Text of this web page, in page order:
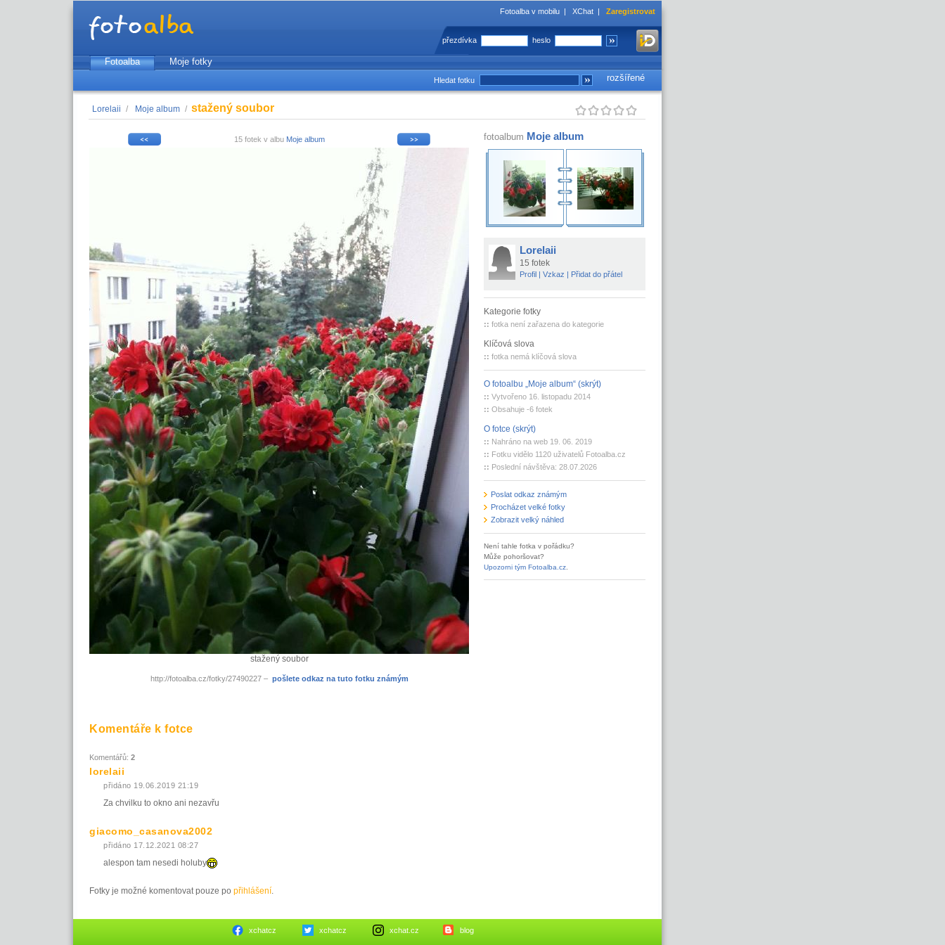
Fotoalba v mobilu | XChat | Zaregistrovat
přezdívka heslo
Fotoalba
Moje fotky
rozšířené
Hledat fotku
Lorelaii / Moje album / stažený soubor
15 fotek v albu Moje album
stažený soubor
http://fotoalba.cz/fotky/27490227 – pošlete odkaz na tuto fotku známým
Komentáře k fotce
Komentářů: 2
lorelaii
přidáno 19.06.2019 21:19
Za chvilku to okno ani nezavřu
giacomo_casanova2002
přidáno 17.12.2021 08:27
alespon tam nesedi holuby
Fotky je možné komentovat pouze po přihlášení.
fotoalbum Moje album
Lorelaii
15 fotek
Profil| Vzkaz | Přidat do přátel
Kategorie fotky
:: fotka není zařazena do kategorie
Klíčová slova
:: fotka nemá klíčová slova
O fotoalbu „Moje album“ (skrýt)
:: Vytvořeno 16. listopadu 2014
:: Obsahuje -6 fotek
O fotce (skrýt)
:: Nahráno na web 19. 06. 2019
:: Fotku vidělo 1120 uživatelů Fotoalba.cz
:: Poslední návštěva: 28.07.2026
Poslat odkaz známým
Procházet velké fotky
Zobrazit velký náhled
Není tahle fotka v pořádku?
Může pohoršovat?
Upozorni tým Fotoalba.cz
xchatcz xchatcz xchat.cz blog